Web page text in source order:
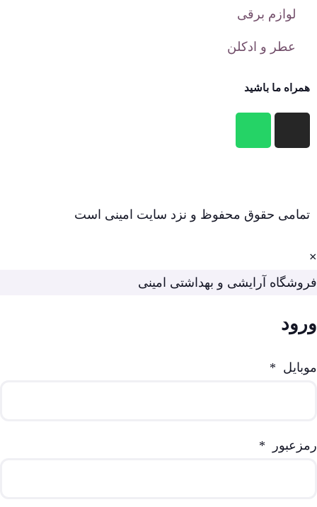
لوازم برقی
عطر و ادکلن
همراه ما باشید
تمامی حقوق محفوظ و نزد سایت امینی است
×
فروشگاه آرایشی و بهداشتی امینی
ورود
موبایل *
رمزعبور *